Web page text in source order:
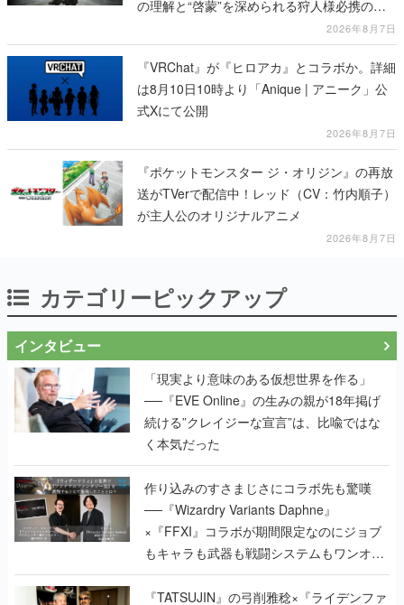
の理解と“啓蒙”を深められる狩人様必携の一
2026年8月7日
『VRChat』が『ヒロアカ』とコラボか。詳細
は8月10日10時より「Anique | アニーク」公
式Xにて公開
2026年8月7日
『ポケットモンスター ジ・オリジン』の再放
送がTVerで配信中！レッド（CV：竹内順子）
が主人公のオリジナルアニメ
2026年8月7日
カテゴリーピックアップ
インタビュー
「現実より意味のある仮想世界を作る」
──『EVE Online』の生みの親が18年掲げ
続ける”クレイジーな宣言”は、比喩ではな
く本気だった
作り込みのすさまじさにコラボ先も驚嘆
──『Wizardry Variants Daphne』
×『FFXI』コラボが期間限定なのにジョブ
もキャラも武器も戦闘システムもワンオフ
で作り込まれた理由を両ディレクターに聞
く
『TATSUJIN』の弓削雅稔×『ライデンファ